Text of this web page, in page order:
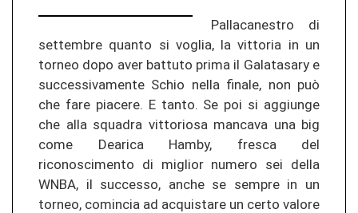
Pallacanestro di
settembre quanto si voglia, la vittoria in un
torneo dopo aver battuto prima il Galatasary e
successivamente Schio nella finale, non può
che fare piacere. E tanto. Se poi si aggiunge
che alla squadra vittoriosa mancava una big
come Dearica Hamby, fresca del
riconoscimento di miglior numero sei della
WNBA, il successo, anche se sempre in un
torneo, comincia ad acquistare un certo valore